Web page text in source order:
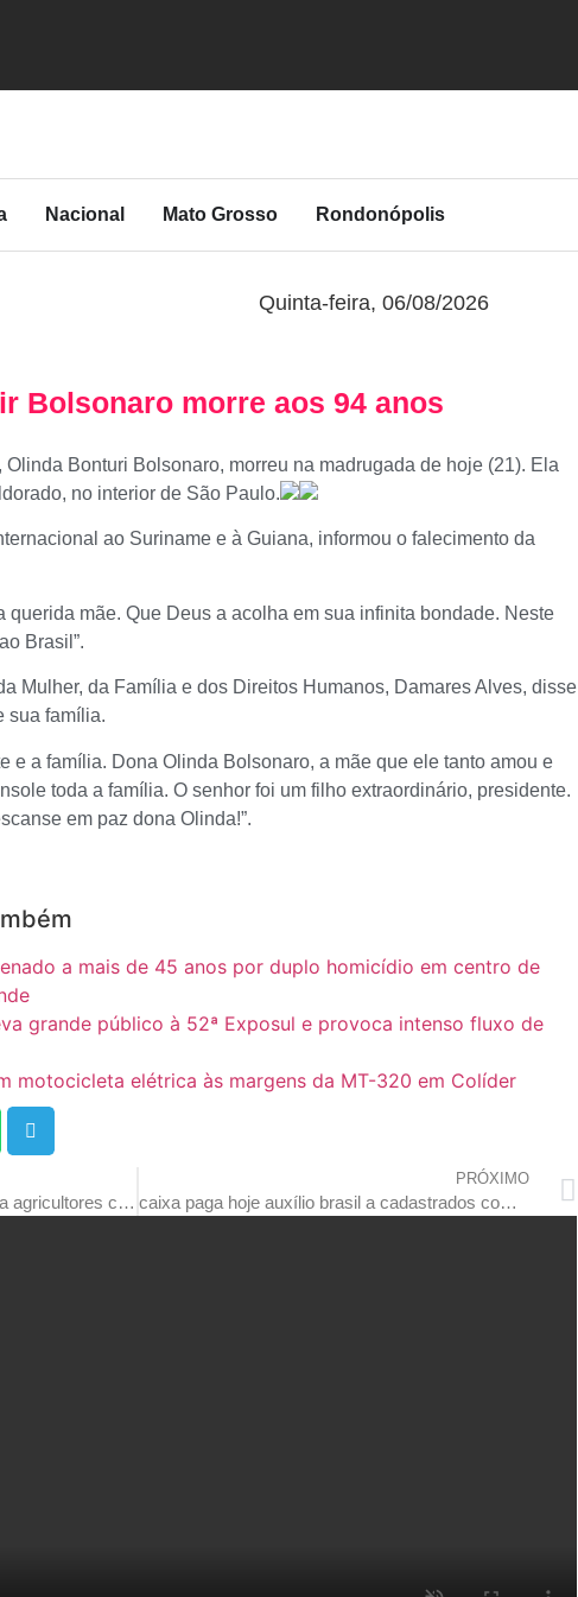
Nacional Mato Grosso Rondonópolis
Quinta-feira, 06/08/2026
Bolsonaro morre aos 94 anos
Bonturi Bolsonaro, morreu na madrugada de hoje (21). Ela
no interior de São Paulo.
ao Suriname e à Guiana, informou o falecimento da
querida mãe. Que Deus a acolha em sua infinita bondade. Neste
Brasil”.
Mulher, da Família e dos Direitos Humanos, Damares Alves, disse
sua família.
e a família. Dona Olinda Bolsonaro, a mãe que ele tanto amou e
toda a família. O senhor foi um filho extraordinário, presidente.
em paz dona Olinda!”.
a mais de 45 anos por duplo homicídio em centro de
grande público à 52ª Exposul e provoca intenso fluxo de
motocicleta elétrica às margens da MT-320 em Colíder
empaer apresenta biodigestores a agricultores como opção de redução de custos e sustentabilidade
PRÓXIMO
caixa paga hoje auxílio brasil a cadastrados com nis final 4